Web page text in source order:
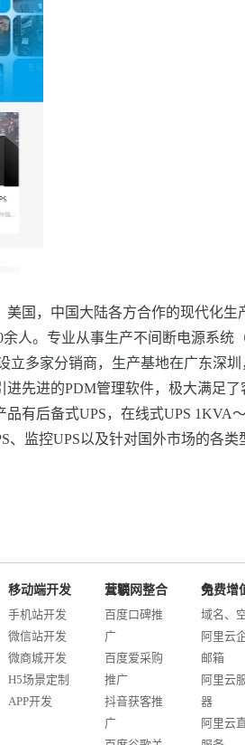
国，中国大陆各方合作的现代化
人。专业从事生产不间断电源系
多家分销商，生产基地在广东深
先进的PDM管理软件，极大满足
有后备式UPS，在线式UPS 1KVA
监控UPS以及针对国外市场的各
移动端开发
手机站开发
微信站开发
微商城开发
H5场景定制
APP开发
互联网整合营销
百度口碑推
广
百度爱采购
推广
抖音获客推
广
免费增值服务
域名、
阿里云
邮箱
阿里云
器
阿里云